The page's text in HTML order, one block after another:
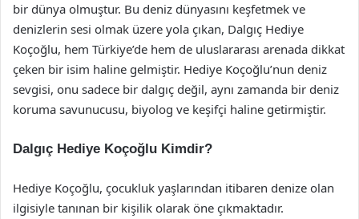
bir dünya olmuştur. Bu deniz dünyasını keşfetmek ve
denizlerin sesi olmak üzere yola çıkan, Dalgıç Hediye
Koçoğlu, hem Türkiye’de hem de uluslararası arenada dikkat
çeken bir isim haline gelmiştir. Hediye Koçoğlu’nun deniz
sevgisi, onu sadece bir dalgıç değil, aynı zamanda bir deniz
koruma savunucusu, biyolog ve keşifçi haline getirmiştir.
Dalgıç Hediye Koçoğlu Kimdir?
Hediye Koçoğlu, çocukluk yaşlarından itibaren denize olan
ilgisiyle tanınan bir kişilik olarak öne çıkmaktadır.